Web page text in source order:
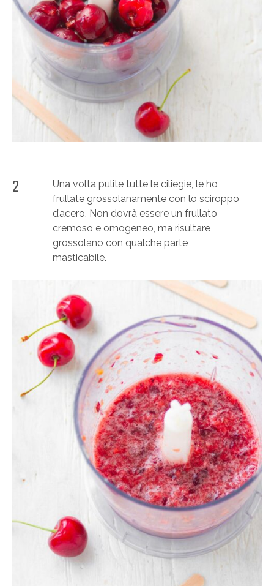
2
Una volta pulite tutte le ciliegie, le ho
frullate grossolanamente con lo sciroppo
d’acero. Non dovrà essere un frullato
cremoso e omogeneo, ma risultare
grossolano con qualche parte
masticabile.